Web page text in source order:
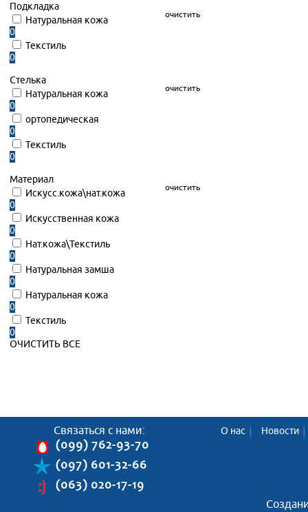
очистить
Подкладка
Натуральная кожа
0
Текстиль
0
очистить
Стелька
Натуральная кожа
0
ортопедическая
0
Текстиль
0
очистить
Материал
Искусс.кожа\нат.кожа
0
Искусственная кожа
0
Нат.кожа\Текстиль
0
Натуральная замша
0
Натуральная кожа
0
Текстиль
0
ОЧИСТИТЬ ВСЕ
Связаться с нами: О нас Новости
(099) 762-93-70
(097) 601-32-66
(063) 020-17-19